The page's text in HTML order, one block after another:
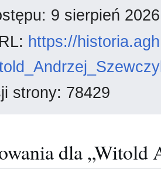
9 sierpień
https://
strony: 78429
dla „Witold